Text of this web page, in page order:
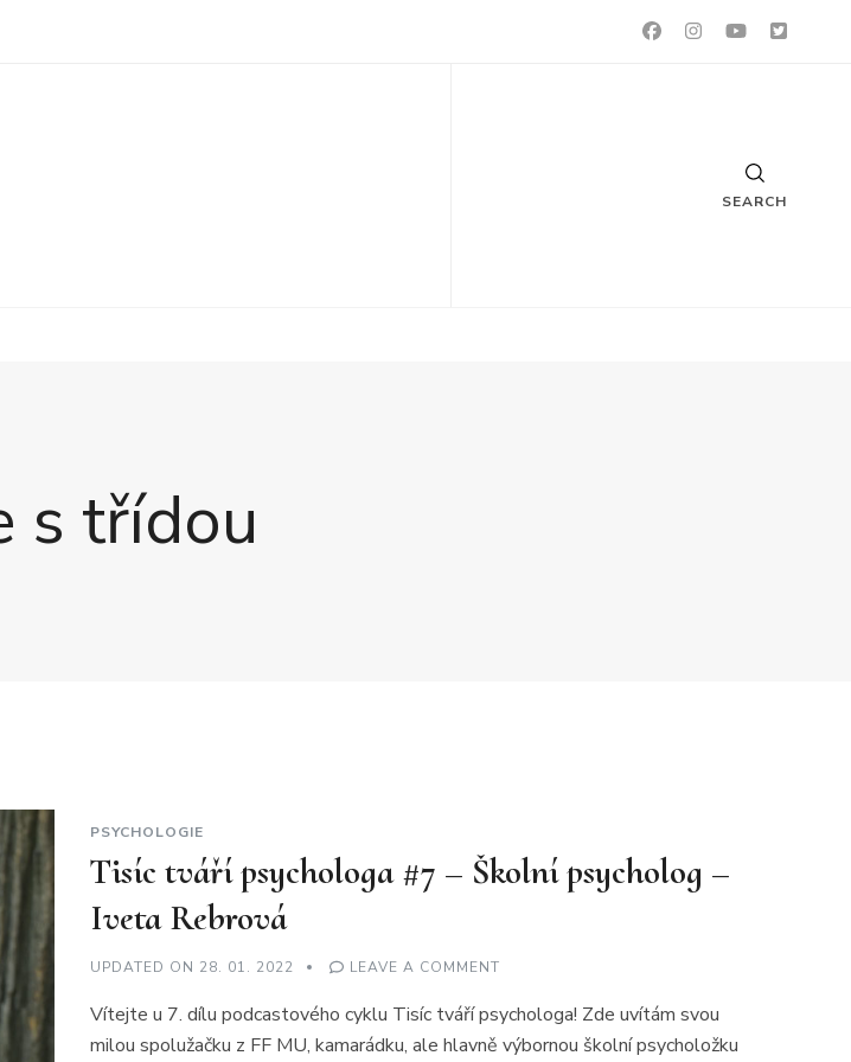
SEARCH
s třídou
PSYCHOLOGIE
Tisíc tváří psychologa #7 – Školní psycholog –
Iveta Rebrová
UPDATED ON 28. 01. 2022 LEAVE A COMMENT
PSYCHOLOGA
–
Vítejte u 7. dílu podcastového cyklu Tisíc tváří psychologa! Zde uvítám svou
milou spolužačku z FF MU, kamarádku, ale hlavně výbornou školní psycholožku